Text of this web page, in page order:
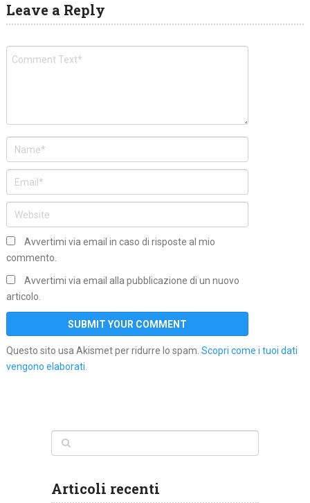
Leave a Reply
Avvertimi via email in caso di risposte al mio
commento.
Avvertimi via email alla pubblicazione di un nuovo
articolo.
Questo sito usa Akismet per ridurre lo spam. Scopri come i tuoi dati
vengono elaborati.
Articoli recenti